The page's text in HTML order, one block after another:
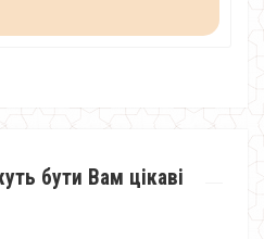
бути Вам цікаві